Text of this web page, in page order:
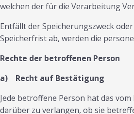
welchen der für die Verarbeitung
Entfällt der Speicherungszweck
Speicherfrist ab, werden die
Rechte der betroffenen Person
a) Recht auf Bestätigung
Jede betroffene Person hat das
darüber zu verlangen, ob sie